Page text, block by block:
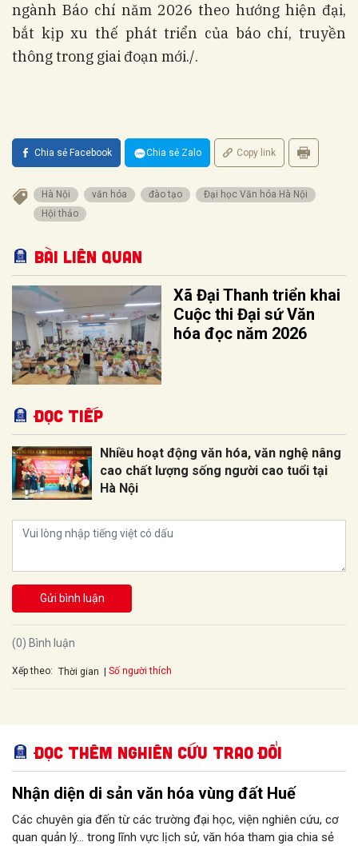
ngành Báo chí năm 2026 theo hướng hiện đại,
bắt kịp xu thế phát triển của báo chí, truyền
thông trong giai đoạn mới./.
Chia sẻ Facebook Chia sẻ Zalo Copy link
Hà Nội văn hóa đào tạo
Đại học Văn hóa Hà Nội
Hội thảo
Bài liên quan
Xã Đại Thanh triển khai
Cuộc thi Đại sứ Văn
hóa đọc năm 2026
Đọc tiếp
Nhiều hoạt động văn hóa, văn nghệ nâng
cao chất lượng sống người cao tuổi tại
Hà Nội
Gửi bình luận
(0) Bình luận
Xếp theo: Thời gian Số người thích
Đọc thêm Nghiên cứu trao đổi
Nhận diện di sản văn hóa vùng đất Huế
Các chuyên gia đến từ các trường đại học, viện nghiên cứu, cơ
quan quản lý... trong lĩnh vực lịch sử, văn hóa tham gia chia sẻ